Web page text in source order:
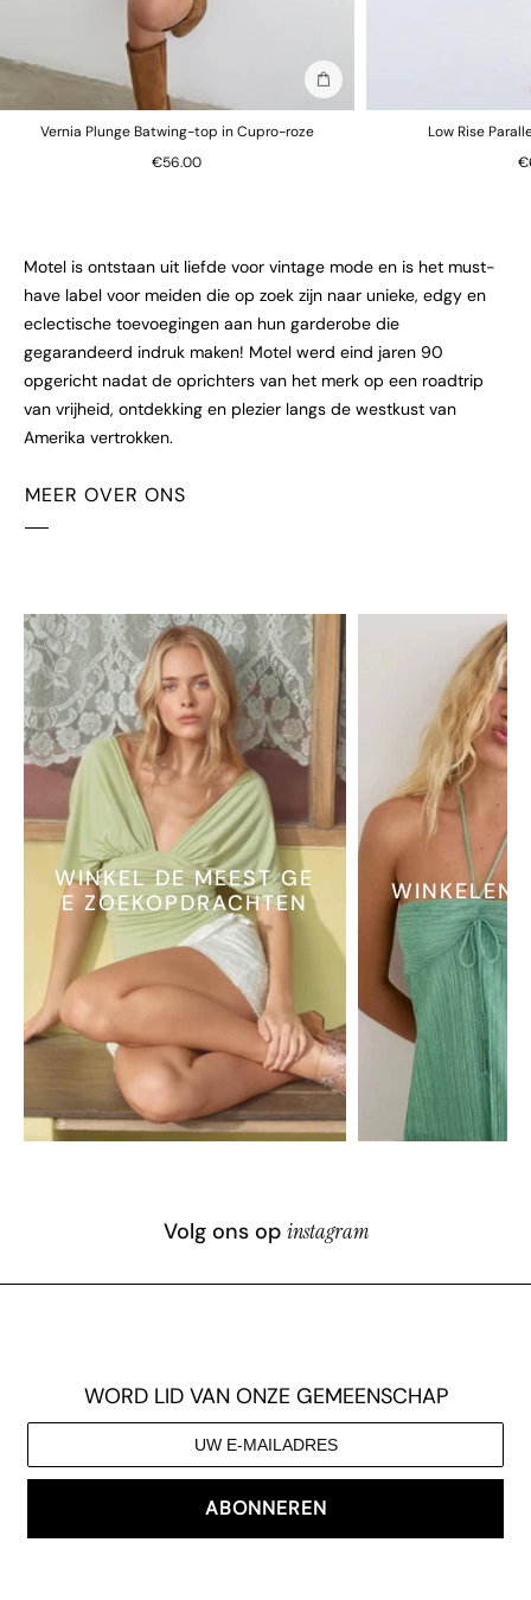
In winkelmand
Vernia Plunge Batwing-top in Cupro-roze
€56.00
Low Rise
Motel is ontstaan uit liefde voor vintage mode en is het must-
have label voor meiden die op zoek zijn naar unieke, edgy en
eclectische toevoegingen aan hun garderobe die
gegarandeerd indruk maken! Motel werd eind jaren 90
opgericht nadat de oprichters van het merk op een roadtrip
van vrijheid, ontdekking en plezier langs de westkust van
Amerika vertrokken.
MEER OVER ONS
WINKEL DE MEEST GE
E ZOEKOPDRACHTEN
WINKELEN
Volg ons op instagram
WORD LID VAN ONZE GEMEENSCHAP
ABONNEREN